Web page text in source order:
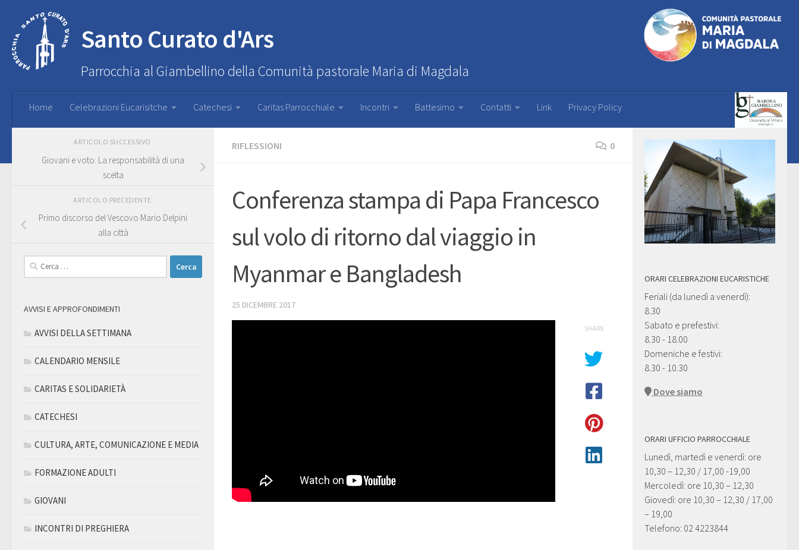
Santo Curato d'Ars
Parrocchia al Giambellino della Comunità pastorale Maria di Magdala
Home Celebrazioni Eucarisitche Catechesi Caritas Parrocchiale Incontri Battesimo Contatti Link Privacy Policy
RIFLESSIONI 0
Conferenza stampa di Papa Francesco
sul volo di ritorno dal viaggio in
Myanmar e Bangladesh
25 DICEMBRE 2017
SHARE
ARTICOLO SUCCESSIVO
Giovani e voto: La responsabilità di una
scelta
ARTICOLO PRECEDENTE
Primo discorso del Vescovo Mario Delpini
alla città
Ricerca
per:
AVVISI E APPROFONDIMENTI
AVVISI DELLA SETTIMANA
CALENDARIO MENSILE
CARITAS E SOLIDARIETÀ
CATECHESI
CULTURA, ARTE, COMUNICAZIONE E MEDIA
FORMAZIONE ADULTI
GIOVANI
INCONTRI DI PREGHIERA
ORARI CELEBRAZIONI EUCARISTICHE
Feriali (da lunedì a venerdì):
8.30
Sabato e prefestivi:
8.30 - 18.00
Domeniche e festivi:
8.30 - 10.30
Dove siamo
ORARI UFFICIO PARROCCHIALE
Lunedì, martedì e venerdì: ore
10,30 – 12,30 / 17,00 -19,00
Mercoledì: ore 10,30 – 12,30
Giovedì: ore 10,30 – 12,30 / 17,00
– 19,00
Telefono: 02 4223844